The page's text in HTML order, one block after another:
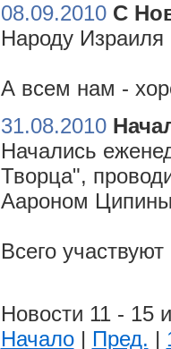
08.09.2010 С
Народу Израиля
А всем нам -
31.08.2010
Начались
Творца",
Аароном
Всего
Новости 11 - 15
Начало| Пред. |